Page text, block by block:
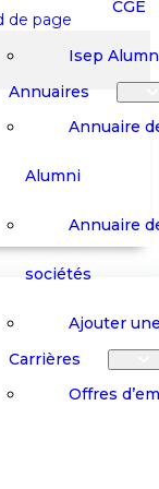
de page
site
Panier
CGE
Isep
Annuaires
Annuaire
Alumni
Annuaire
sociétés
Ajouter
Carrières
Offres